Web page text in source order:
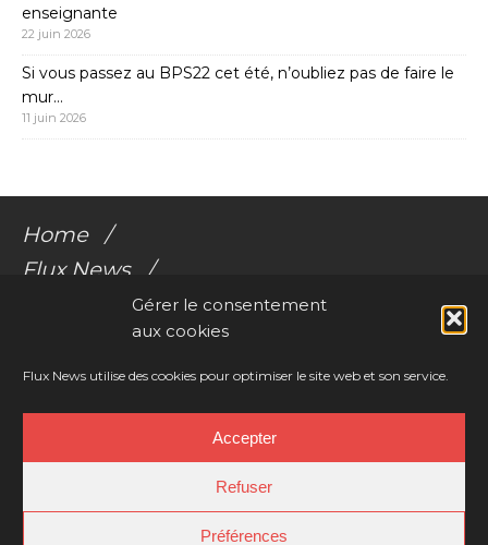
Gérer le consentement
aux cookies
Flux News utilise des cookies pour optimiser le site web et son service.
Accepter
Refuser
Préférences
enseignante
22 juin 2026
Si vous passez au BPS22 cet été, n’oubliez pas de faire le
mur…
11 juin 2026
Home
Flux News
Galerie Flux
Videos
Résonances Corporelles